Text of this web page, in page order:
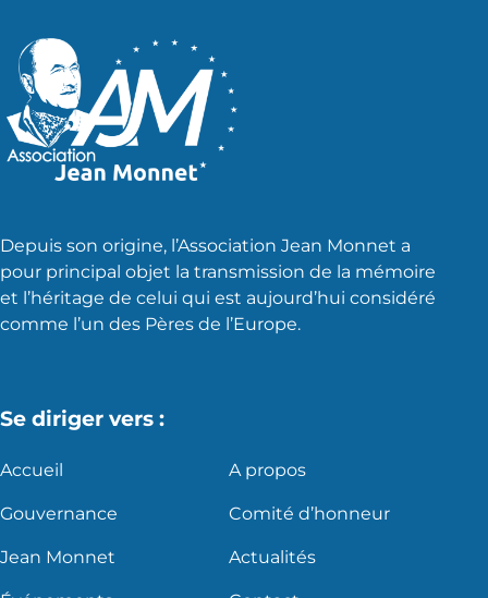
Depuis son origine, l’Association Jean Monnet a
pour principal objet la transmission de la mémoire
et l’héritage de celui qui est aujourd’hui considéré
comme l’un des Pères de l’Europe.
Se diriger vers :
Accueil A propos
Gouvernance Comité d’honneur
Jean Monnet Actualités